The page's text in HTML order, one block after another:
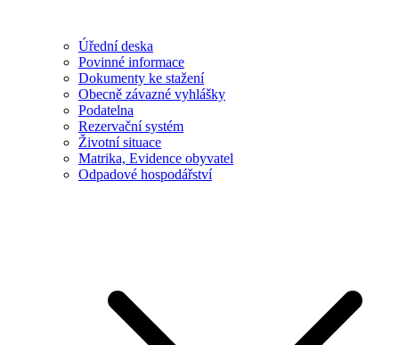
Úřední deska
Povinné informace
Dokumenty ke stažení
Obecně závazné vyhlášky
Podatelna
Rezervační systém
Životní situace
Matrika, Evidence obyvatel
Odpadové hospodářství